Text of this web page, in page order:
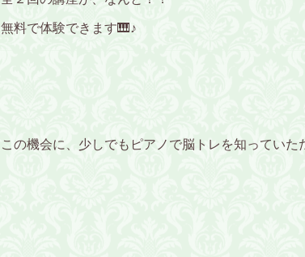
無料で体験できます🎹♪
この機会に、少しでもピアノで脳トレを知っていた